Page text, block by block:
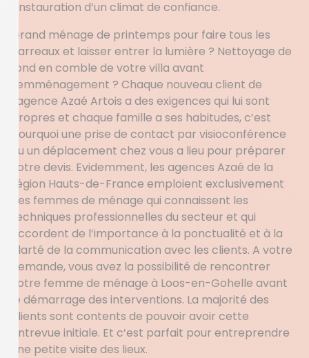
l’instauration d’un climat de confiance.
Grand ménage de printemps pour faire tous les
carreaux et laisser entrer la lumière ? Nettoyage de
fond en comble de votre villa avant
l’emménagement ? Chaque nouveau client de
l’agence Azaé Artois a des exigences qui lui sont
propres et chaque famille a ses habitudes, c’est
pourquoi une prise de contact par visioconférence
ou un déplacement chez vous a lieu pour préparer
votre devis. Evidemment, les agences Azaé de la
région Hauts-de-France emploient exclusivement
des femmes de ménage qui connaissent les
techniques professionnelles du secteur et qui
accordent de l’importance à la ponctualité et à la
clarté de la communication avec les clients. A votre
demande, vous avez la possibilité de rencontrer
votre femme de ménage à Loos-en-Gohelle avant
le démarrage des interventions. La majorité des
clients sont contents de pouvoir avoir cette
entrevue initiale. Et c’est parfait pour entreprendre
une petite visite des lieux.